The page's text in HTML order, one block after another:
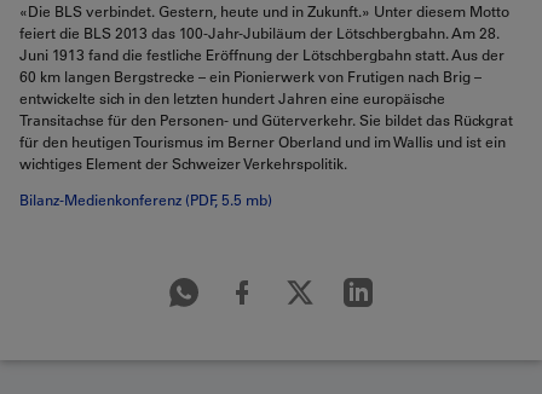
«Die BLS verbindet. Gestern, heute und in Zukunft.» Unter diesem Motto
feiert die BLS 2013 das 100-Jahr-Jubiläum der Lötschbergbahn. Am 28.
Juni 1913 fand die festliche Eröffnung der Lötschbergbahn statt. Aus der
60 km langen Bergstrecke – ein Pionierwerk von Frutigen nach Brig –
entwickelte sich in den letzten hundert Jahren eine europäische
Transitachse für den Personen- und Güterverkehr. Sie bildet das Rückgrat
für den heutigen Tourismus im Berner Oberland und im Wallis und ist ein
wichtiges Element der Schweizer Verkehrspolitik.
Bilanz-Medienkonferenz (PDF, 5.5 mb)